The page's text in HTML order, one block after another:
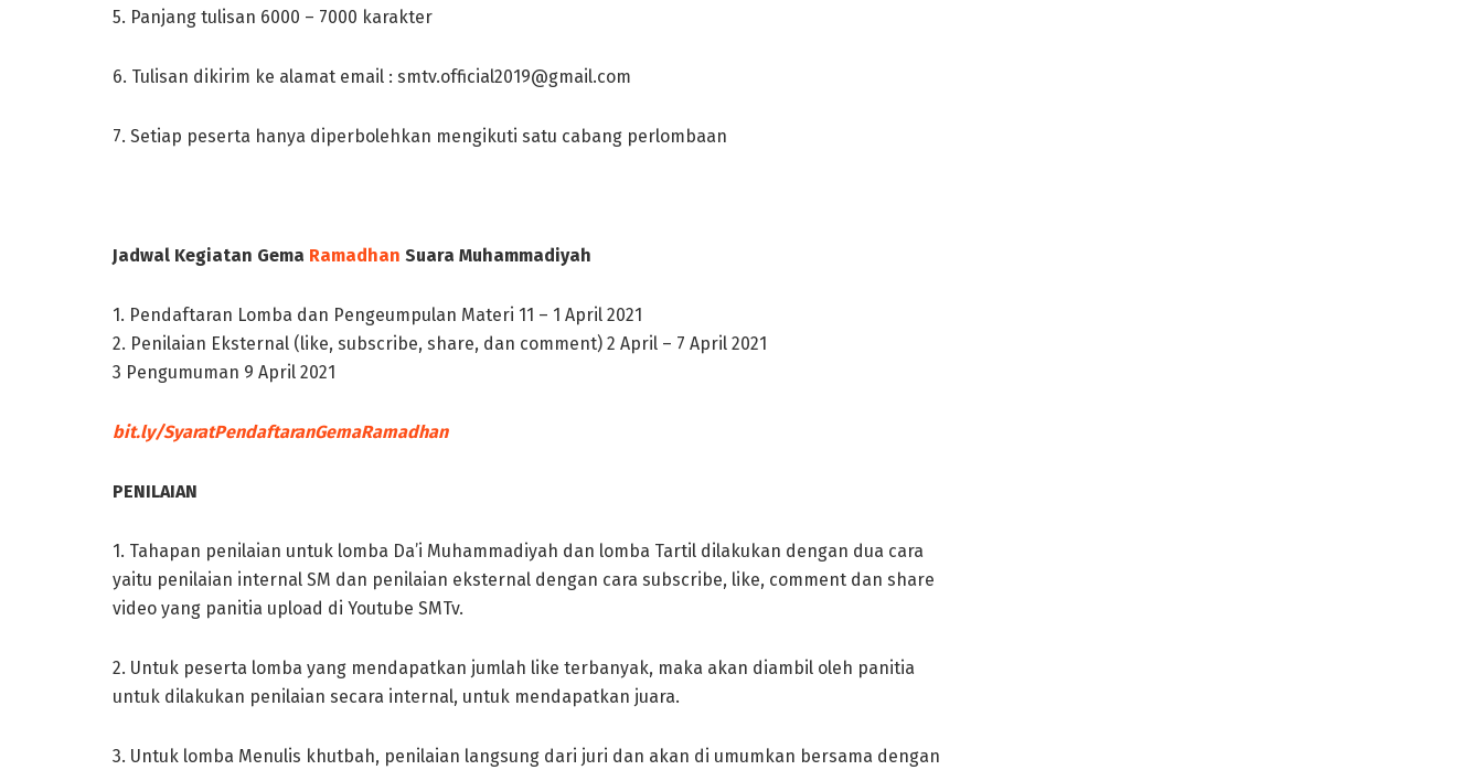
5. Panjang tulisan 6000 – 7000 karakter
6. Tulisan dikirim ke alamat email : smtv.official2019@gmail.com
7. Setiap peserta hanya diperbolehkan mengikuti satu cabang perlombaan
Jadwal Kegiatan Gema Ramadhan Suara Muhammadiyah
1. Pendaftaran Lomba dan Pengeumpulan Materi 11 – 1 April 2021
2. Penilaian Eksternal (like, subscribe, share, dan comment) 2 April – 7 April 2021
3 Pengumuman 9 April 2021
bit.ly/SyaratPendaftaranGemaRamadhan
PENILAIAN
1. Tahapan penilaian untuk lomba Da’i Muhammadiyah dan lomba Tartil dilakukan dengan dua cara
yaitu penilaian internal SM dan penilaian eksternal dengan cara subscribe, like, comment dan share
video yang panitia upload di Youtube SMTv.
2. Untuk peserta lomba yang mendapatkan jumlah like terbanyak, maka akan diambil oleh panitia
untuk dilakukan penilaian secara internal, untuk mendapatkan juara.
3. Untuk lomba Menulis khutbah, penilaian langsung dari juri dan akan di umumkan bersama dengan